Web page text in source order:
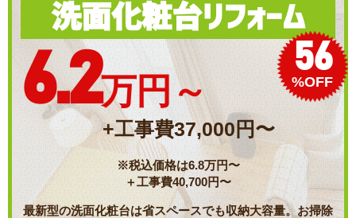
56
%OFF
洗面化粧台リフォーム
6.2万円～
+工事費37,000円〜
※税込価格は6.8万円〜
＋工事費40,700円〜
最新型の洗面化粧台は省スペースでも収納大容量。お掃除